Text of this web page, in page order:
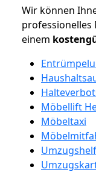
Wir können
professionelles
einem
Möbellift
Möbeltaxi